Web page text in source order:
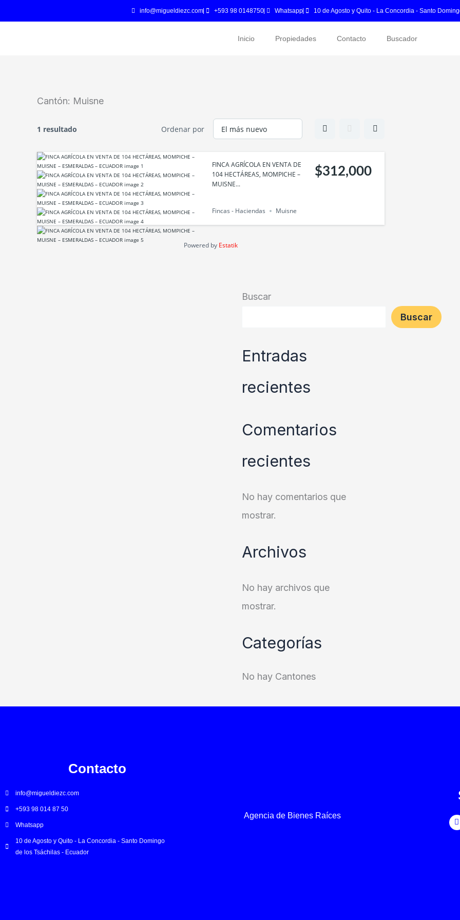
al
info@migueldiezc.com +593 98 0148750 Whatsapp 10 de Agosto y Quito - La Concordia - Santo
Inicio Propiedades Contacto Buscador
Cantón: Muisne
1 resultado Ordenar por
FINCA AGRÍCOLA EN VENTA DE
104 HECTÁREAS, MOMPICHE –
MUISNE...
$312,000
Fincas - Haciendas Muisne
Powered by Estatik
Buscar
Buscar
Entradas
recientes
Comentarios
recientes
No hay comentarios que
mostrar.
Archivos
No hay archivos que
mostrar.
Categorías
No hay Cantones
Contacto
info@migueldiezc.com
+593 98 014 87 50
Whatsapp
10 de Agosto y Quito - La Concordia - Santo Domingo
de los Tsáchilas - Ecuador
Agencia de Bienes Raíces
a
c